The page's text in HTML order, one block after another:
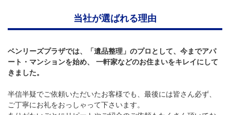
当社が選ばれる理由
ベンリーズプラザでは、「遺品整理」のプロとして、今までアパ
ート・マンションを始め、 一軒家などのお住まいをキレイにして
きました。
半信半疑でご依頼いただいたお客様でも、最後には皆さん必ず、
ご丁寧にお礼をおっしゃって下さいます。